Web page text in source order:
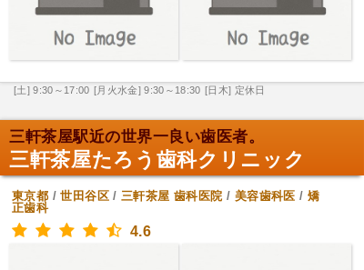
[土] 9:30～17:00 [月火水金] 9:30～18:30 [日木] 定休日
三軒茶屋駅近の世界一良い歯医者。
三軒茶屋たろう歯科クリニック
東京都 /世田谷区/三軒茶屋 歯科医院 / 美容歯科医 / 矯
正歯科
4.6